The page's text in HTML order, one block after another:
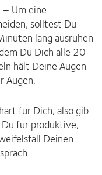
– Um eine
solltest Du
lang ausruhen
Du Dich alle 20
hält Deine Augen
Augen.
für Dich, also gib
für produktive,
Deinen